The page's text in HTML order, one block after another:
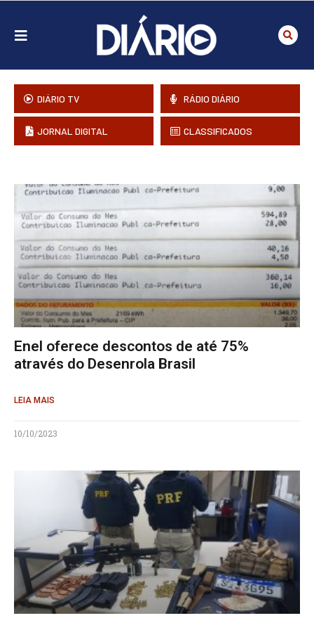
DIÁRIO TV RÁDIO DIÁRIO
JORNAL DIGITAL CLASSIFICADOS
Enel oferece descontos de até 75%
através do Desenrola Brasil
LEIA MAIS
10/10/2023